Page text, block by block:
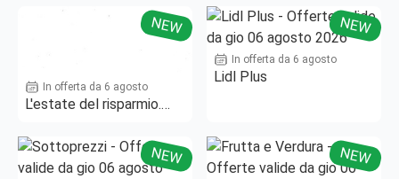
NEW
In offerta da 6 agosto
L'estate del risparmio.
NEW
In offerta da 6 agosto
Lidl Plus
NEW NEW